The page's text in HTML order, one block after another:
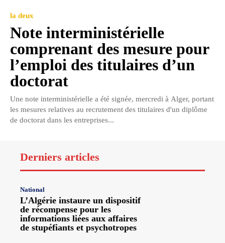
la deux
Note interministérielle
comprenant des mesure pour
l’emploi des titulaires d’un
doctorat
Une note interministérielle a été signée, mercredi à Alger, portant
les mesures relatives au recrutement des titulaires d'un diplôme
de doctorat dans les entreprises...
Derniers articles
National
L’Algérie instaure un dispositif
de récompense pour les
informations liées aux affaires
de stupéfiants et psychotropes